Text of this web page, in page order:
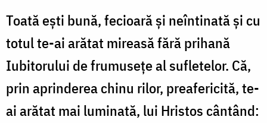
Toată eşti bună, fecioară şi neîntinată şi cu
totul te-ai arătat mireasă fără prihană
Iubitorului de frumuseţe al sufletelor. Că,
prin aprinderea chinu rilor, preafericită, te-
ai arătat mai luminată, lui Hristos cântând: